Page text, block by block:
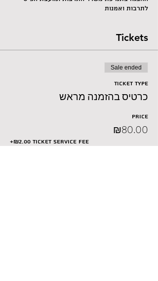
לתרבות ואמנות
Tickets
Sale ended
Ticket type
כרטיס בהזמנה מראש
Price
₪80.00
+₪2.00 ticket service fee